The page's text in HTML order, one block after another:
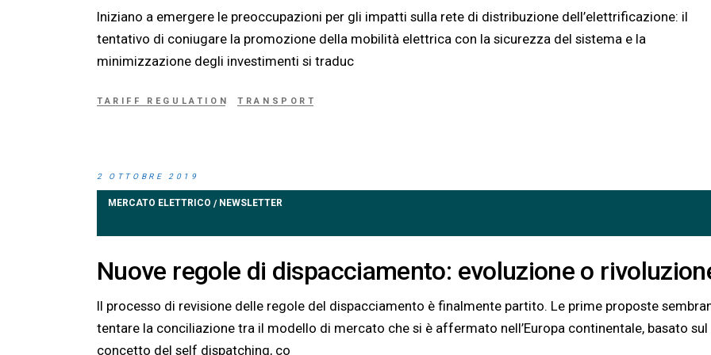
Iniziano a emergere le preoccupazioni per gli impatti sulla rete di distribuzione dell’elettrificazione: il
tentativo di coniugare la promozione della mobilità elettrica con la sicurezza del sistema e la
minimizzazione degli investimenti si traduc
TARIFF REGULATION TRANSPORT
2 OTTOBRE 2019
MERCATO ELETTRICO / NEWSLETTER
Nuove regole di dispacciamento: evoluzione o
Il processo di revisione delle regole del dispacciamento è finalmente partito. Le prime proposte
tentare la conciliazione tra il modello di mercato che si è affermato nell’Europa continentale, basato sul
concetto del self dispatching, co